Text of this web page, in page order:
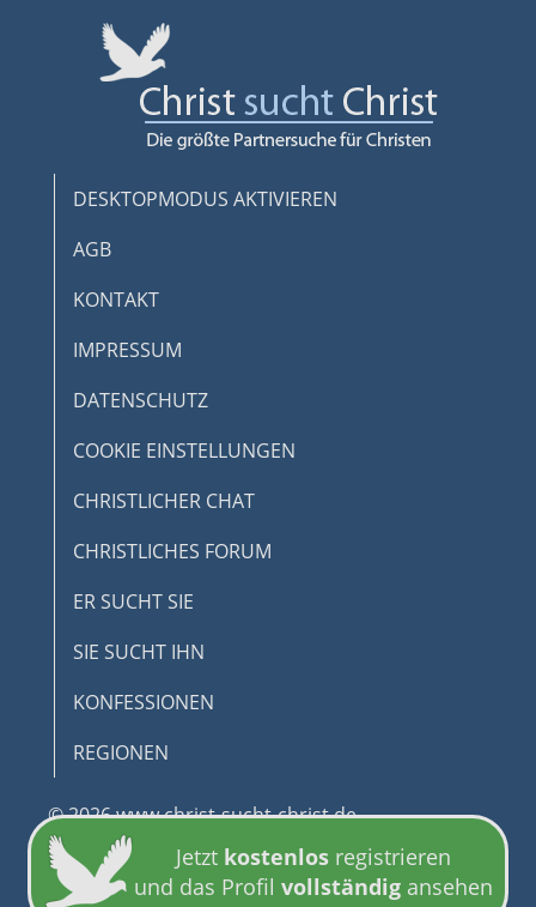
DESKTOPMODUS AKTIVIEREN
AGB
KONTAKT
IMPRESSUM
DATENSCHUTZ
COOKIE EINSTELLUNGEN
CHRISTLICHER CHAT
CHRISTLICHES FORUM
ER SUCHT SIE
SIE SUCHT IHN
KONFESSIONEN
REGIONEN
© 2026 www.christ-sucht-christ.de
Jetzt kostenlos registrieren
und das Profil vollständig ansehen